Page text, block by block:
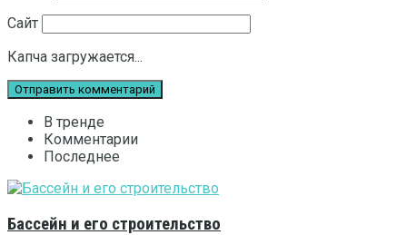
Сайт
Капча загружается...
В тренде
Комментарии
Последнее
Бассейн и его строительство